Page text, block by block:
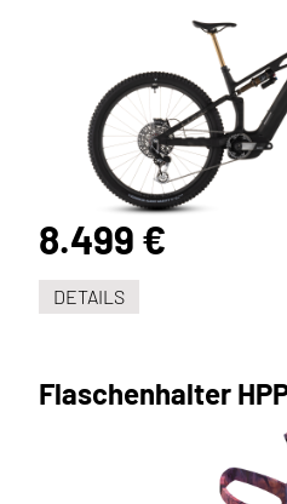
8.499 €
DETAILS
Flaschenhalter